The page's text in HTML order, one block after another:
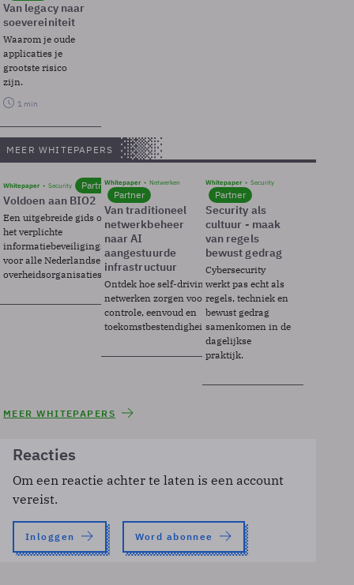
Van legacy naar
soevereiniteit
Waarom je oude
applicaties je
grootste risico
zijn.
1 min
MEER WHITEPAPERS
Whitepaper Security Partner
Voldoen aan BIO2
Een uitgebreide gids over BIO2,
het verplichte
informatiebeveiligingsframework
voor alle Nederlandse
overheidsorganisaties.
Whitepaper Netwerken
Partner
Van traditioneel
netwerkbeheer
naar AI
aangestuurde
infrastructuur
Ontdek hoe self-driving
netwerken zorgen voor
controle, eenvoud en
toekomstbestendigheid.
Whitepaper Security
Partner
Security als
cultuur - maak
van regels
bewust gedrag
Cybersecurity
werkt pas echt als
regels, techniek en
bewust gedrag
samenkomen in de
dagelijkse
praktijk.
MEER WHITEPAPERS
Reacties
Om een reactie achter te laten is een account
vereist.
Inloggen Word abonnee